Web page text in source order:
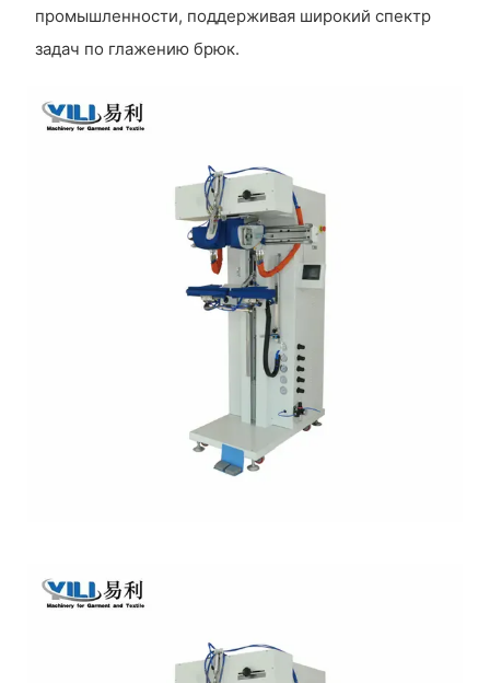
промышленности, поддерживая широкий спектр
задач по глажению брюк.